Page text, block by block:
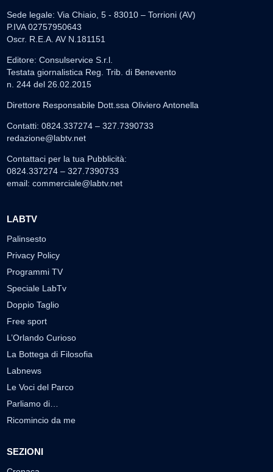
Sede legale: Via Chiaio, 5 - 83010 – Torrioni (AV)
P.IVA 02757950643
Oscr. R.E.A. AV N.181151
Editore: Consulservice S.r.l.
Testata giornalistica Reg. Trib. di Benevento
n. 244 del 26.02.2015
Direttore Responsabile Dott.ssa Oliviero Antonella
Contatti: 0824.337274 – 327.7390733
redazione@labtv.net
Contattaci per la tua Pubblicità:
0824.337274 – 327.7390733
email: commerciale@labtv.net
LABTV
Palinsesto
Privacy Policy
Programmi TV
Speciale LabTv
Doppio Taglio
Free sport
L’Orlando Curioso
La Bottega di Filosofia
Labnews
Le Voci del Parco
Parliamo di…
Ricomincio da me
SEZIONI